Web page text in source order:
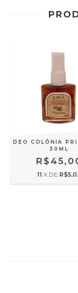
DEO COLÔNIA
30ML
11 X DE